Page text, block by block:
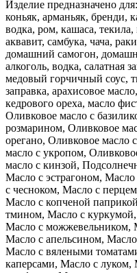
Изделие предназначено
коньяк, арманьяк, бренди,
водка, ром, кашаса,
аквавит, самбука, чача,
домашний самогон,
алкоголь, водка, салатная
медовый горчичный соус,
заправка, арахисовое
кедрового ореха, масло
Оливковое масло с
розмарином, Оливковое
орегано, Оливковое масло
масло с укропом,
масло с кинзой,
Масло с эстрагоном,
с чесноком, Масло с
Масло с копченой
тмином, Масло с
Масло с можжевельником,
Масло с апельсином,
Масло с вялеными
каперсами, Масло с